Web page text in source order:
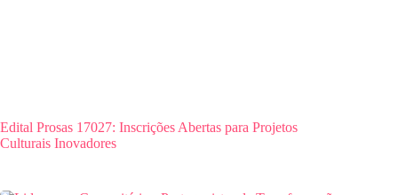
Edital Prosas 17027: Inscrições Abertas para Projetos
Culturais Inovadores